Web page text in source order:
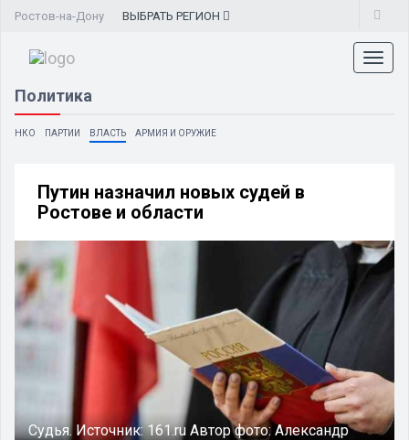
Ростов-на-Дону ВЫБРАТЬ РЕГИОН
Политика
НКО ПАРТИИ ВЛАСТЬ АРМИЯ И ОРУЖИЕ
Путин назначил новых судей в
Ростове и области
Судья. Источник:161.ru Автор фото: Александр